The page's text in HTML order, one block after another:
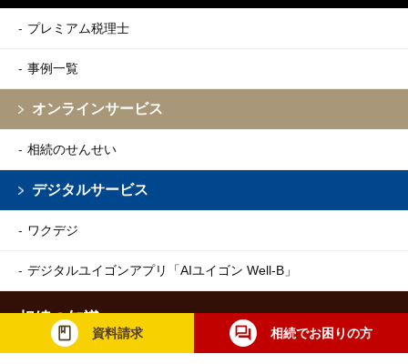
資料請求 相続でお困りの方
プレミアム税理士
事例一覧
オンラインサービス
相続のせんせい
デジタルサービス
ワクデジ
デジタルユイゴンアプリ 「AIユイゴン Well-B」
相続の知識